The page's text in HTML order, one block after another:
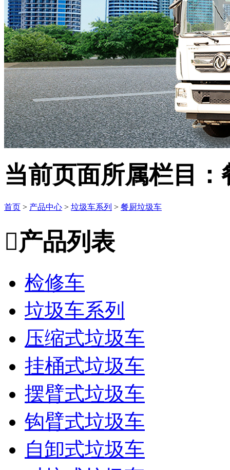
当前页面所属栏目：
首页 > 产品中心 > 垃圾车系列 > 餐厨垃圾车
产品列表
检修车
垃圾车系列
压缩式垃圾车
挂桶式垃圾车
摆臂式垃圾车
钩臂式垃圾车
自卸式垃圾车